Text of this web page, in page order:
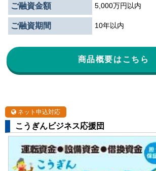
ご融資金額 5,000万円以内
ご融資期間 10年以内
商品概要はこちら
ネット申込対応
こうぎんビジネス応援団